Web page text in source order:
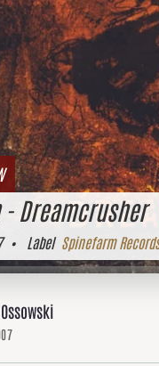
Dreamcrusher
• Label Spinefarm Records